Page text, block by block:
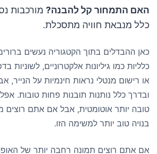
האם התמחור קל להבנה? מורכבות
כלל מנבאת חוויה מתסכלת.
כאן ההבדלים בתוך הקטגוריה נעשים
כלליות כמו גיליונות אלקטרוניים, לשוניות
או רישום מנטלי נראות חינמיות על הנייר,
ובדרך כלל נותנות תובנות פחות טובות.
טובה יותר אוטומטית, אבל אם אתם רוצים
בנויה טוב יותר למשימה הזו.
אם אתם רוצים תמונה רחבה יותר של